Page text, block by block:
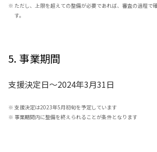
※ ただし、上限を超えての整備が必要であれば、審査の過程で
す。
5. 事業期間
支援決定日～2024年3月31日
※ 支援決定は2023年5月初旬を予定しています
※ 事業期間内に整備を終えられることが条件となります